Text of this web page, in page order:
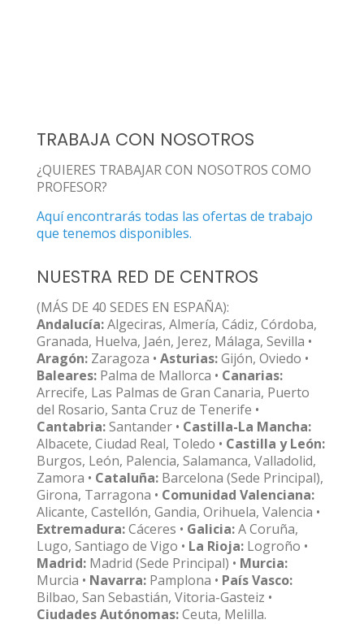
TRABAJA CON NOSOTROS
¿QUIERES TRABAJAR CON NOSOTROS COMO
PROFESOR?
Aquí encontrarás todas las ofertas de trabajo
que tenemos disponibles.
NUESTRA RED DE CENTROS
(MÁS DE 40 SEDES EN ESPAÑA):
Andalucía:Algeciras, Almería, Cádiz, Córdoba,
Granada, Huelva, Jaén, Jerez, Málaga, Sevilla •
Aragón: Zaragoza • Asturias:Gijón, Oviedo •
Baleares: Palma de Mallorca • Canarias:
Arrecife, Las Palmas de Gran Canaria, Puerto
del Rosario, Santa Cruz de Tenerife •
Cantabria:Santander • Castilla-La Mancha:
Albacete, Ciudad Real, Toledo • Castilla y León:
Burgos, León, Palencia, Salamanca, Valladolid,
Zamora • Cataluña: Barcelona (Sede Principal),
Girona, Tarragona • Comunidad Valenciana:
Alicante, Castellón, Gandia, Orihuela, Valencia •
Extremadura:Cáceres • Galicia:A Coruña,
Lugo, Santiago de Vigo • La Rioja: Logroño •
Madrid: Madrid (Sede Principal) • Murcia:
Murcia • Navarra: Pamplona • País Vasco:
Bilbao, San Sebastián, Vitoria-Gasteiz •
Ciudades Autónomas:Ceuta, Melilla.